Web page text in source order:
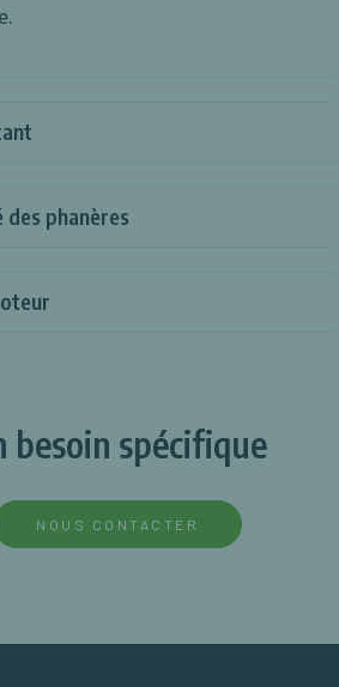
des phanères
NOUS CONTACTER
besoin spécifique